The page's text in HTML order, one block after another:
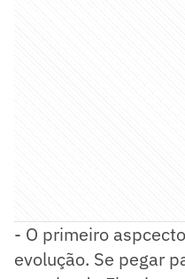
- O primeiro
evolução. Se pegar